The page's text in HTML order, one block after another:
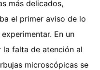
más delicados,
el primer aviso de lo
En un
la falta de atención al
microscópicas se